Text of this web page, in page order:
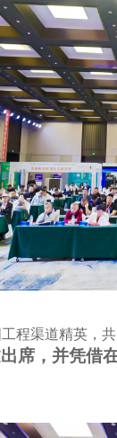
程渠道精英，
席，并凭借